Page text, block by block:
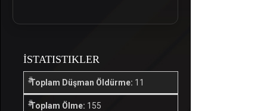
İSTATISTIKLER
Toplam Düşman Öldürme: 11
Toplam Ölme: 155